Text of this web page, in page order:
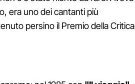
era uno dei cantanti più
persino il Premio della Critica